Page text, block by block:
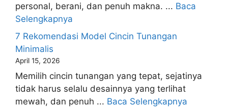
personal, berani, dan penuh makna. ... Baca
Selengkapnya
7 Rekomendasi Model Cincin Tunangan
Minimalis
April 15, 2026
Memilih cincin tunangan yang tepat, sejatinya
tidak harus selalu desainnya yang terlihat
mewah, dan penuh ... Baca Selengkapnya